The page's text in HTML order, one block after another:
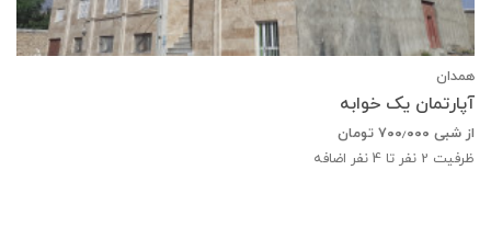
همدان
آپارتمان یک خوابه
از شبی ۷۰۰٫۰۰۰ تومان
ظرفیت 2 نفر تا 4 نفر اضافه